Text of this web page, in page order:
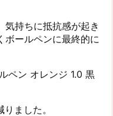
気持ちに抵抗感が起き
ボールペンに最終的に
ペン オレンジ 1.0 黒
ました。